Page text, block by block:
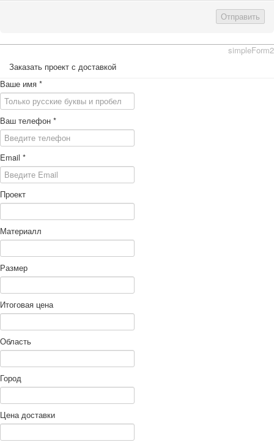
Отправить
simpleForm2
Заказать проект с доставкой
Ваше имя *
Ваш телефон *
Email *
Проект
Материалл
Размер
Итоговая цена
Область
Город
Цена доставки